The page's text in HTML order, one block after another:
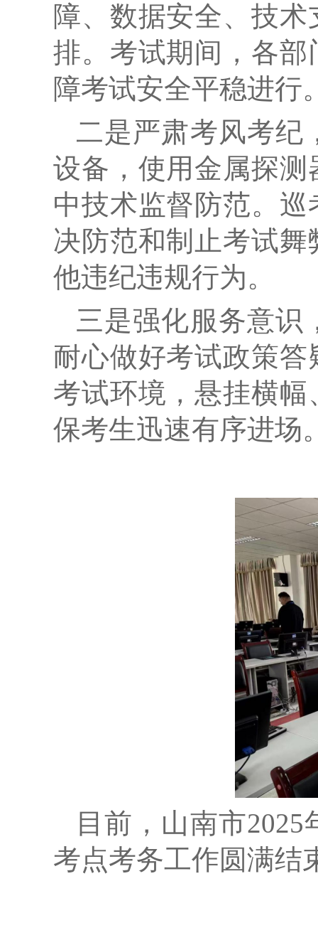
障、数据安全、技
排。考试期间，各
障考试安全平稳进行
二是严肃考风考纪
设备，使用金属探
中技术监督防范。
决防范和制止考试
他违纪违规行为。
三是强化服务意识
耐心做好考试政策
考试环境，悬挂横
保考生迅速有序进场
目前，山南市2025
考点考务工作圆满结